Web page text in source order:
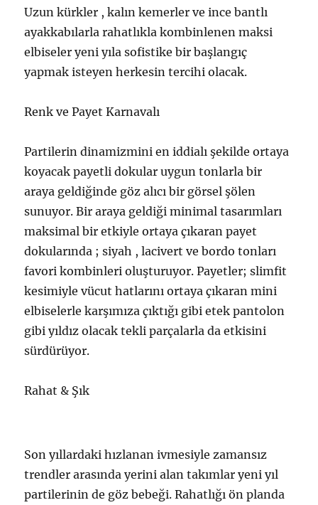
Uzun kürkler , kalın kemerler ve ince bantlı
ayakkabılarla rahatlıkla kombinlenen maksi
elbiseler yeni yıla sofistike bir başlangıç
yapmak isteyen herkesin tercihi olacak.
Renk ve Payet Karnavalı
Partilerin dinamizmini en iddialı şekilde ortaya
koyacak payetli dokular uygun tonlarla bir
araya geldiğinde göz alıcı bir görsel şölen
sunuyor. Bir araya geldiği minimal tasarımları
maksimal bir etkiyle ortaya çıkaran payet
dokularında ; siyah , lacivert ve bordo tonları
favori kombinleri oluşturuyor. Payetler; slimfit
kesimiyle vücut hatlarını ortaya çıkaran mini
elbiselerle karşımıza çıktığı gibi etek pantolon
gibi yıldız olacak tekli parçalarla da etkisini
sürdürüyor.
Rahat & Şık
Son yıllardaki hızlanan ivmesiyle zamansız
trendler arasında yerini alan takımlar yeni yıl
partilerinin de göz bebeği. Rahatlığı ön planda